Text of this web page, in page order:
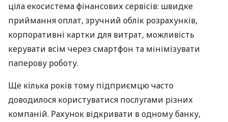
ціла екосистема фінансових сервісів: швидке
приймання оплат, зручний облік розрахунків,
корпоративні картки для витрат, можливість
керувати всім через смартфон та мінімізувати
паперову роботу.
Ще кілька років тому підприємцю часто
доводилося користуватися послугами різних
компаній. Рахунок відкривати в одному банку,